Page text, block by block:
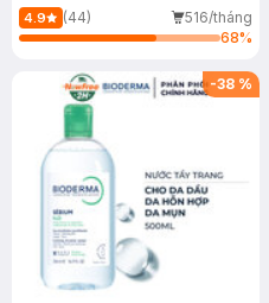
Mới)
4.9 (44)
516/tháng
68%
-38 %